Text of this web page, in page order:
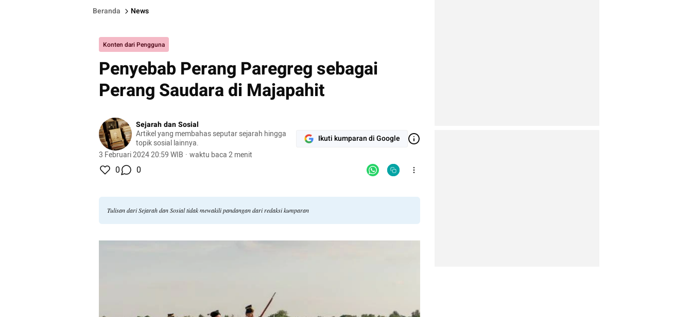
Beranda News
Konten dari Pengguna
Penyebab Perang Paregreg sebagai
Perang Saudara di Majapahit
Sejarah dan Sosial
Artikel yang membahas seputar sejarah hingga
topik sosial lainnya.
3 Februari 2024 20:59 WIB · waktu baca 2 menit
Ikuti kumparan di Google
0 0
Tulisan dari Sejarah dan Sosial tidak mewakili pandangan dari redaksi kumparan